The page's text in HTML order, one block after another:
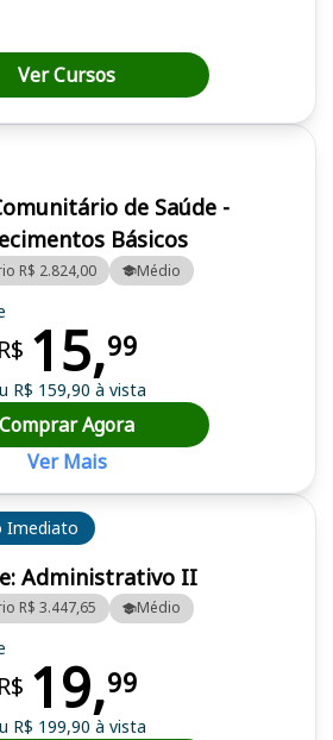
Imediato
Administrativo II
R$ 3.447,65 Médio
R$ 19,99
R$ 199,90 à vista
de Saúde -
Básicos
R$ 2.824,00 Médio
R$ 15,99
R$ 159,90 à vista
Comprar Agora
Ver Mais
Ver Cursos